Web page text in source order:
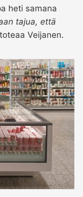
heti samana
tajua, että
Veijanen.